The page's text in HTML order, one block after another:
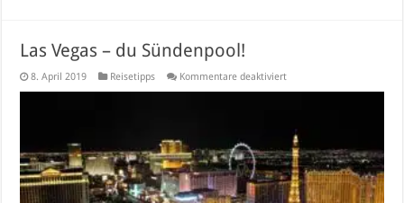
Las Vegas – du Sündenpool!
8. April 2019 Reisetipps Kommentare deaktiviertfür
Sündenpool!